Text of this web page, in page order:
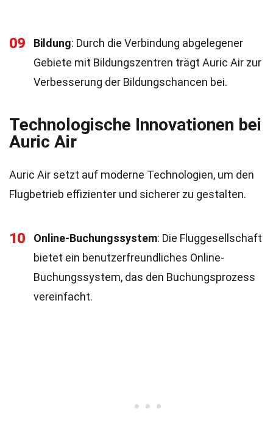
09 Bildung: Durch die Verbindung abgelegener
Gebiete mit Bildungszentren trägt Auric Air zur
Verbesserung der Bildungschancen bei.
Technologische Innovationen bei
Auric Air
Auric Air setzt auf moderne Technologien, um den
Flugbetrieb effizienter und sicherer zu gestalten.
10 Online-Buchungssystem: Die Fluggesellschaft
bietet ein benutzerfreundliches Online-
Buchungssystem, das den Buchungsprozess
vereinfacht.